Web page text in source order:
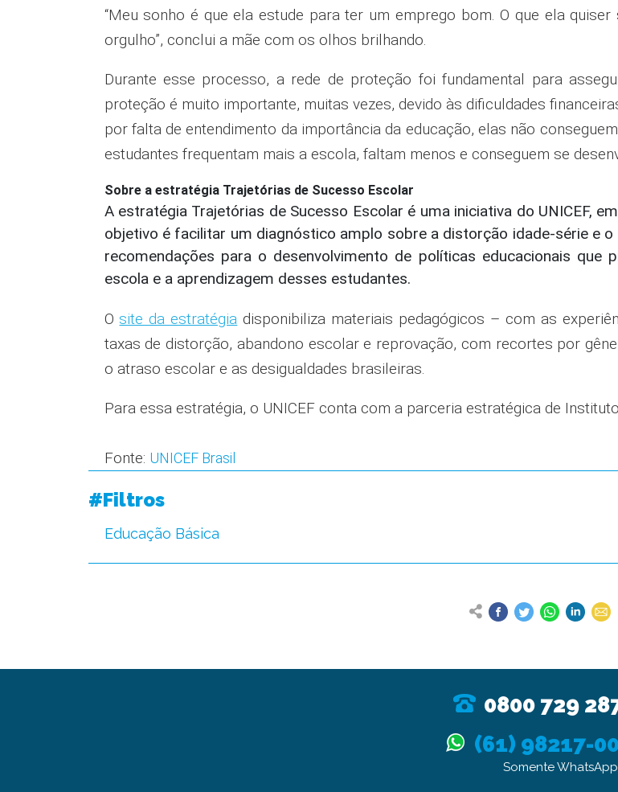
“Meu sonho é que ela estude para ter um emprego bom. O que ela
orgulho”, conclui a mãe com os olhos brilhando.
Durante esse processo, a rede de proteção foi fundamental para
proteção é muito importante, muitas vezes, devido às dificuldades
por falta de entendimento da importância da educação, elas não
estudantes frequentam mais a escola, faltam menos e conseguem se
Sobre a estratégia Trajetórias de Sucesso Escolar
A estratégia Trajetórias de Sucesso Escolar é uma iniciativa do UNICEF,
objetivo é facilitar um diagnóstico amplo sobre a distorção idade-série e
recomendações para o desenvolvimento de políticas educacionais que
escola e a aprendizagem desses estudantes.
Osite da estratégia disponibiliza materiais pedagógicos – com as
taxas de distorção, abandono escolar e reprovação, com recortes por
o atraso escolar e as desigualdades brasileiras.
Para essa estratégia, o UNICEF conta com a parceria estratégica de
Fonte: UNICEF Brasil
#Filtros
Educação Básica
0800 729
(61) 98217-
Somente WhatsApp